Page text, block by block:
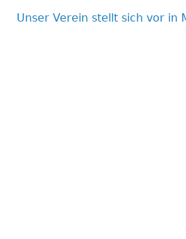
Unser Verein stellt sich vor in